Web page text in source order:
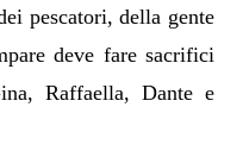
pescatori, della gente
deve fare sacrifici
Raffaella, Dante e